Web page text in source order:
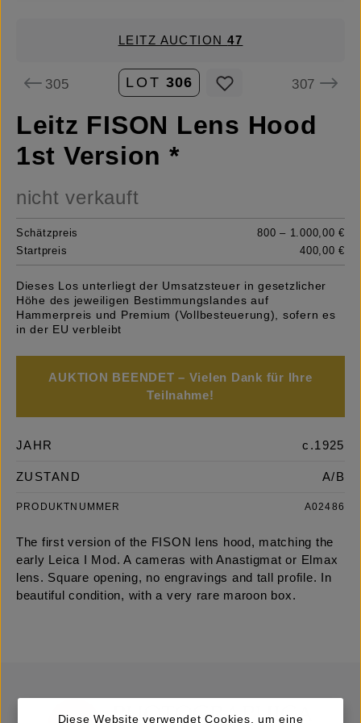
LEITZ AUCTION47
305 LOT 306 307
Leitz FISON Lens Hood
1st Version *
nicht verkauft
Schätzpreis
800 – 1.000,00 €
Startpreis
400,00 €
Dieses Los unterliegt der Umsatzsteuer in gesetzlicher
Höhe des jeweiligen Bestimmungslandes auf
Hammerpreis und Premium (Vollbesteuerung), sofern es
in der EU verbleibt
AUKTION BEENDET – Vielen Dank für Ihre
Teilnahme!
JAHR c.1925
ZUSTAND A/B
PRODUKTNUMMER A02486
The first version of the FISON lens hood, matching the
early Leica I Mod. A cameras with Anastigmat or Elmax
lens. Square opening, no engravings and tall profile. In
beautiful condition, with a very rare maroon box.
Diese Website verwendet Cookies, um eine